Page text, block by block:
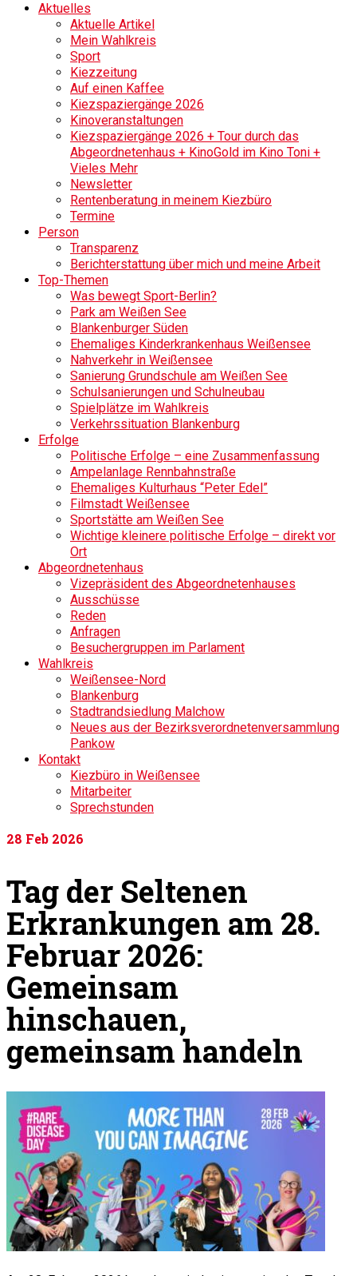
Aktuelles
Aktuelle Artikel
Mein Wahlkreis
Sport
Kiezzeitung
Auf einen Kaffee
Kiezspaziergänge 2026
Kinoveranstaltungen
Kiezspaziergänge 2026 + Tour durch das
Abgeordnetenhaus + KinoGold im Kino Toni +
Vieles Mehr
Newsletter
Rentenberatung in meinem Kiezbüro
Termine
Person
Transparenz
Berichterstattung über mich und meine Arbeit
Top-Themen
Was bewegt Sport-Berlin?
Park am Weißen See
Blankenburger Süden
Ehemaliges Kinderkrankenhaus Weißensee
Nahverkehr in Weißensee
Sanierung Grundschule am Weißen See
Schulsanierungen und Schulneubau
Spielplätze im Wahlkreis
Verkehrssituation Blankenburg
Erfolge
Politische Erfolge – eine Zusammenfassung
Ampelanlage Rennbahnstraße
Ehemaliges Kulturhaus “Peter Edel”
Filmstadt Weißensee
Sportstätte am Weißen See
Wichtige kleinere politische Erfolge – direkt vor
Ort
Abgeordnetenhaus
Vizepräsident des Abgeordnetenhauses
Ausschüsse
Reden
Anfragen
Besuchergruppen im Parlament
Wahlkreis
Weißensee-Nord
Blankenburg
Stadtrandsiedlung Malchow
Neues aus der Bezirksverordnetenversammlung
Pankow
Kontakt
Kiezbüro in Weißensee
Mitarbeiter
Sprechstunden
28 Feb 2026
Tag der Seltenen
Erkrankungen am 28.
Februar 2026:
Gemeinsam
hinschauen,
gemeinsam handeln